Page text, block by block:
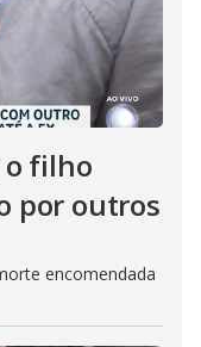
o filho
por outros
encomendada